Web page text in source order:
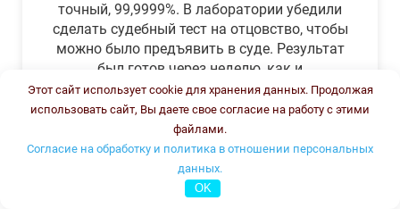
точный, 99,9999%. В лаборатории убедили
сделать судебный тест на отцовство, чтобы
можно было предъявить в суде. Результат
был готов через неделю, как и
обещали.Теперь муж бегает и извиняется.
Этот сайт использует cookie для хранения данных. Продолжая
использовать сайт, Вы даете свое согласие на работу с этими
файлами.
Согласие на обработку и политика в отношении персональных
данных.
OK